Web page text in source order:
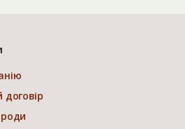
договір